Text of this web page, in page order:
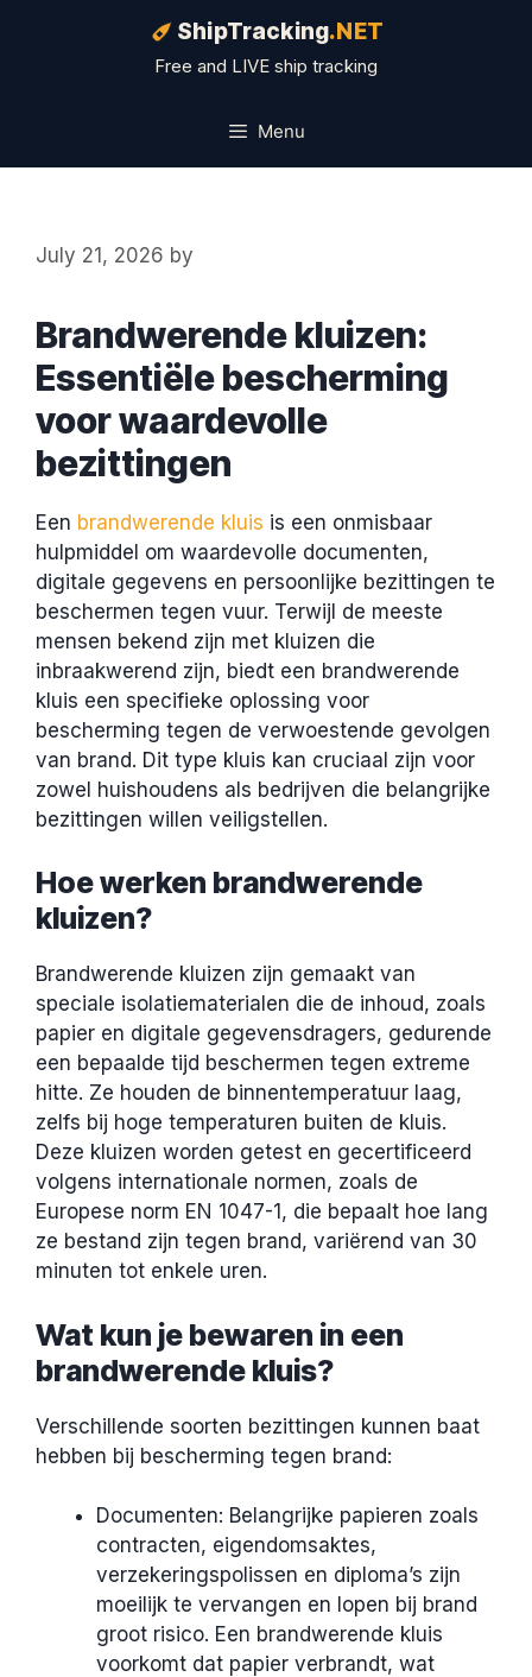
ShipTracking.NET
Free and LIVE ship tracking
Menu
July 21, 2026 by
Brandwerende kluizen:
Essentiële bescherming
voor waardevolle
bezittingen
Een brandwerende kluis is een onmisbaar
hulpmiddel om waardevolle documenten,
digitale gegevens en persoonlijke bezittingen te
beschermen tegen vuur. Terwijl de meeste
mensen bekend zijn met kluizen die
inbraakwerend zijn, biedt een brandwerende
kluis een specifieke oplossing voor
bescherming tegen de verwoestende gevolgen
van brand. Dit type kluis kan cruciaal zijn voor
zowel huishoudens als bedrijven die belangrijke
bezittingen willen veiligstellen.
Hoe werken brandwerende
kluizen?
Brandwerende kluizen zijn gemaakt van
speciale isolatiematerialen die de inhoud, zoals
papier en digitale gegevensdragers, gedurende
een bepaalde tijd beschermen tegen extreme
hitte. Ze houden de binnentemperatuur laag,
zelfs bij hoge temperaturen buiten de kluis.
Deze kluizen worden getest en gecertificeerd
volgens internationale normen, zoals de
Europese norm EN 1047-1, die bepaalt hoe lang
ze bestand zijn tegen brand, variërend van 30
minuten tot enkele uren.
Wat kun je bewaren in een
brandwerende kluis?
Verschillende soorten bezittingen kunnen baat
hebben bij bescherming tegen brand:
Documenten: Belangrijke papieren zoals
contracten, eigendomsaktes,
verzekeringspolissen en diploma’s zijn
moeilijk te vervangen en lopen bij brand
groot risico. Een brandwerende kluis
voorkomt dat papier verbrandt, wat